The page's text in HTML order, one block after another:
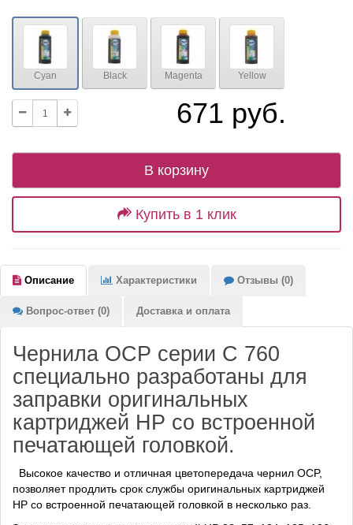
Cyan Black Magenta Yellow
671 руб.
В корзину
Купить в 1 клик
Описание Характеристики Отзывы (0)
Вопрос-ответ (0) Доставка и оплата
Чернила OCP серии C 760
специально разработаны для
заправки оригинальных
картриджей HP со встроенной
печатающей головкой.
Высокое качество и отличная цветопередача чернил OCP,
позволяет продлить срок службы оригинальных картриджей
HP со встроенной печатающей головкой в несколько раз.